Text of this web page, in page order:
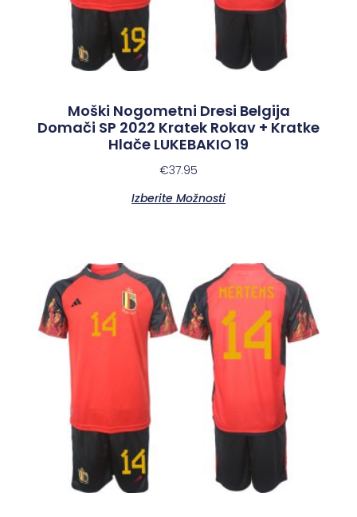
Moški Nogometni Dresi Belgija
Domači SP 2022 Kratek Rokav + Kratke
Hlače LUKEBAKIO 19
€37.95
Izberite Možnosti